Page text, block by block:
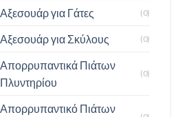
Αξεσουάρ για Γάτες (0)
Αξεσουάρ για Σκύλους (0)
Απορρυπαντικά Πιάτων
Πλυντηρίου
(0)
Απορρυπαντικό Πιάτων